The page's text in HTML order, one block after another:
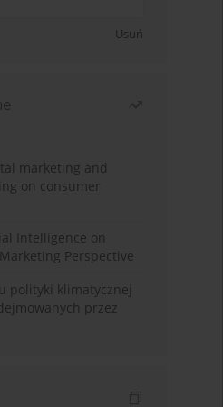
Usuń
marketing and
on consumer
Intelligence on
Perspective
polityki klimatycznej
przez